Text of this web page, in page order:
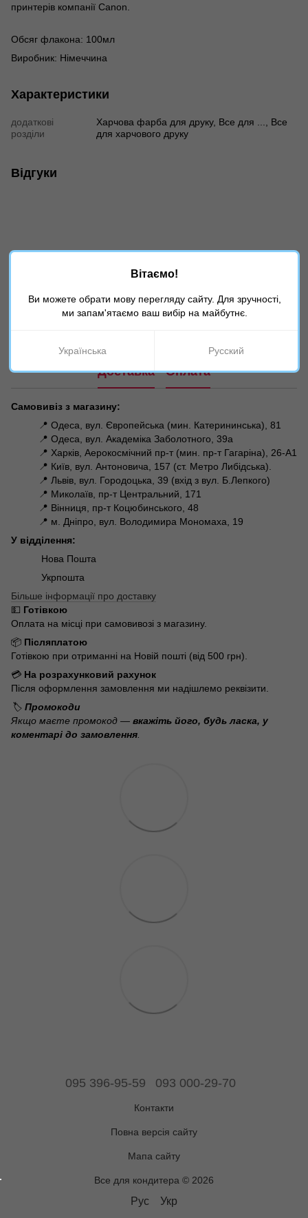
принтерів компанії Canon.
Обсяг флакона: 100мл
Виробник: Німеччина
Характеристики
додаткові
розділи
Харчова фарба для друку, Все для ..., Все
для харчового друку
Відгуки
Додайте перший відгук
Доставка Оплата
Самовивіз з магазину:
📍 Одеса, вул. Європейська (мин. Катерининська), 81
📍 Одеса, вул. Академіка Заболотного, 39а
📍 Харків, Аерокосмічний пр-т (мин. пр-т Гагаріна), 26-А1
📍 Київ, вул. Антоновича, 157 (ст. Метро Либідська).
📍 Львів, вул. Городоцька, 39 (вхід з вул. Б.Лепкого)
📍 Миколаїв, пр-т Центральний, 171
📍 Вінниця, пр-т Коцюбинського, 48
📍 м. Дніпро, вул. Володимира Мономаха, 19
У відділення:
Нова Пошта
Укрпошта
Більше інформації про доставку
💵 Готівкою
Оплата на місці при самовивозі з магазину.
📦 Післяплатою
Готівкою при отриманні на Новій пошті (від 500 грн).
💳 На розрахунковий рахунок
Після оформлення замовлення ми надішлемо реквізити.
🏷️ Промокоди
Якщо маєте промокод — вкажіть його, будь ласка, у
коментарі до замовлення
095 396-95-59 093 000-29-70
Контакти
Повна версія сайту
Мапа сайту
Все для кондитера © 2026
Рус Укр
Вітаємо!
Ви можете обрати мову перегляду сайту. Для зручності,
ми запам'ятаємо ваш вибір на майбутнє.
Українська Русский